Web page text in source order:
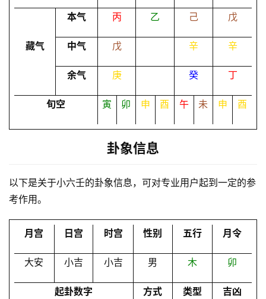
梦
务
本气 丙 乙 己 戊
藏气 中气 戊 辛 辛
余气 庚 癸 丁
旬空 寅 卯 申 酉 午 未 申 酉
卦象信息
以下是关于小六壬的卦象信息，可对专业用户起到一定的参
考作用。
月宫 日宫 时宫 性别 五行 月令
大安 小吉 小吉 男 木 卯
起卦数字 方式 类型 吉凶